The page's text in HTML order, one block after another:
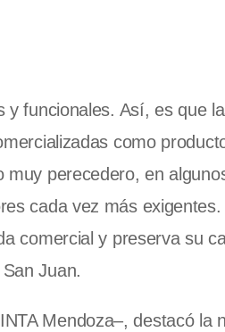
y funcionales. Así, es que
como
perecedero, en
cada vez más
comercial y preserva su
Juan.
Mendoza–, destacó la